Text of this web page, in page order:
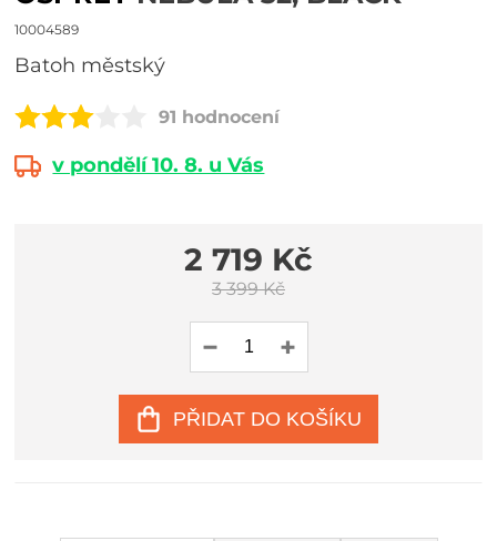
10004589
batoh městský
91 hodnocení
v pondělí 10. 8. u Vás
2 719 Kč
3 399 Kč
PŘIDAT DO KOŠÍKU